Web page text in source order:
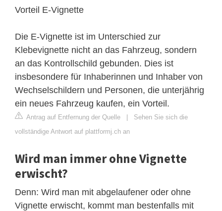
Vorteil E-Vignette
Die E-Vignette ist im Unterschied zur
Klebevignette nicht an das Fahrzeug, sondern
an das Kontrollschild gebunden. Dies ist
insbesondere für Inhaberinnen und Inhaber von
Wechselschildern und Personen, die unterjährig
ein neues Fahrzeug kaufen, ein Vorteil.
Antrag auf Entfernung der Quelle | Sehen Sie sich die
vollständige Antwort auf plattformj.ch an
Wird man immer ohne Vignette
erwischt?
Denn: Wird man mit abgelaufener oder ohne
Vignette erwischt, kommt man bestenfalls mit